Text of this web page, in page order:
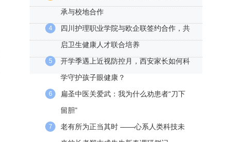
承与校地合作
4
四川护理职业学院与欧企联签约合作，共
启卫生健康人才联合培养
5
开学季遇上近视防控月，西安家长如何科
学守护孩子眼健康？
6
扁圣中医关爱武：我为什么劝患者“刀下
留胆”
7
老有所为正当其时 ——心系人类科技未